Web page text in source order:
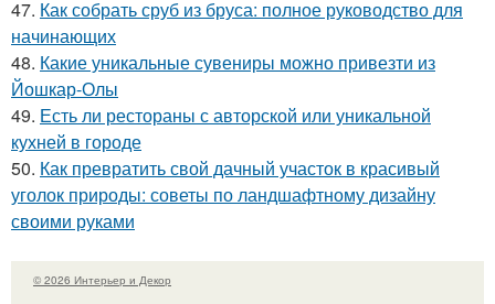
47. Как собрать сруб из бруса: полное руководство для
начинающих
48. Какие уникальные сувениры можно привезти из
Йошкар-Олы
49. Есть ли рестораны с авторской или уникальной
кухней в городе
50. Как превратить свой дачный участок в красивый
уголок природы: советы по ландшафтному дизайну
своими руками
© 2026 Интерьер и Декор